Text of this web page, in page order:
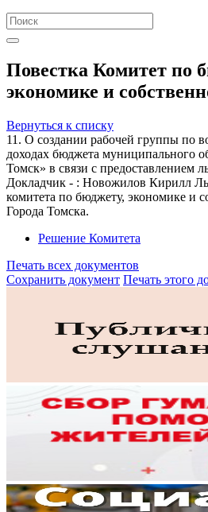
Повестка Комитет по
экономике и
Вернуться к списку
11. О создании рабочей группы по
доходах бюджета муниципального
Томск» в связи с предоставлением
Докладчик - : Новожилов Кирилл
комитета по бюджету, экономике и
Города Томска.
Решение Комитета
Печать всех документов
Сохранить документ Печать этого